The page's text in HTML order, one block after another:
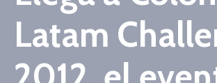
Sé
Parte
De
Latam